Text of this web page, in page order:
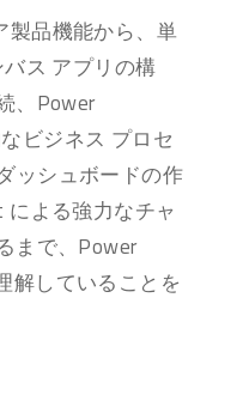
製品機能から、単
ス アプリの構
、Power
ビジネス プロセ
ッシュボードの作
による強力なチャ
まで、Power
解していることを